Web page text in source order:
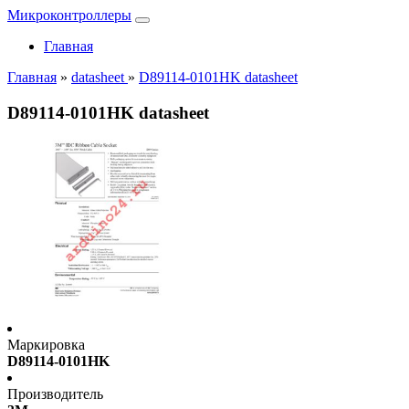
Микроконтроллеры
Главная
Главная » datasheet » D89114-0101HK datasheet
D89114-0101HK datasheet
Маркировка
D89114-0101HK
Производитель